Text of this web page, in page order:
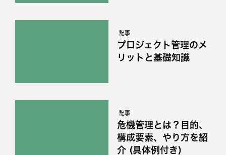
記事
プロジェクト管理のメ
リットと基礎知識
記事
危機管理とは？目的、
構成要素、やり方を紹
介 (具体例付き)